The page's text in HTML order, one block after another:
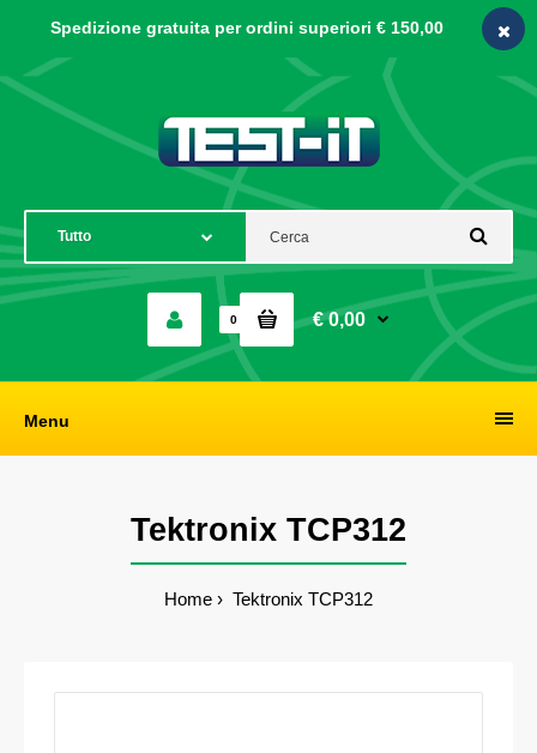
Spedizione gratuita per ordini superiori € 150,00
0 € 0,00
Menu
Tektronix TCP312
Home Tektronix TCP312